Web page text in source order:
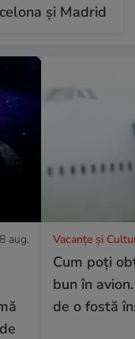
și Madrid
aug. Vacanțe și
Cum poți
bun în
de o fostă